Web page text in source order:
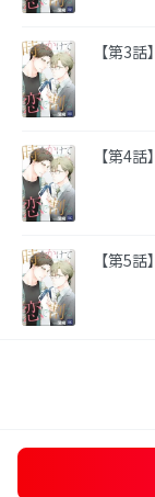
【第3話】
【第4話】
【第5話】